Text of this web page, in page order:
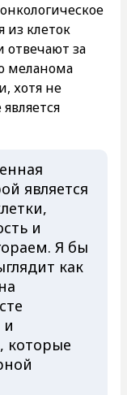
из клеток
за
меланома
хотя не
является
и
Я бы
как
и
которые